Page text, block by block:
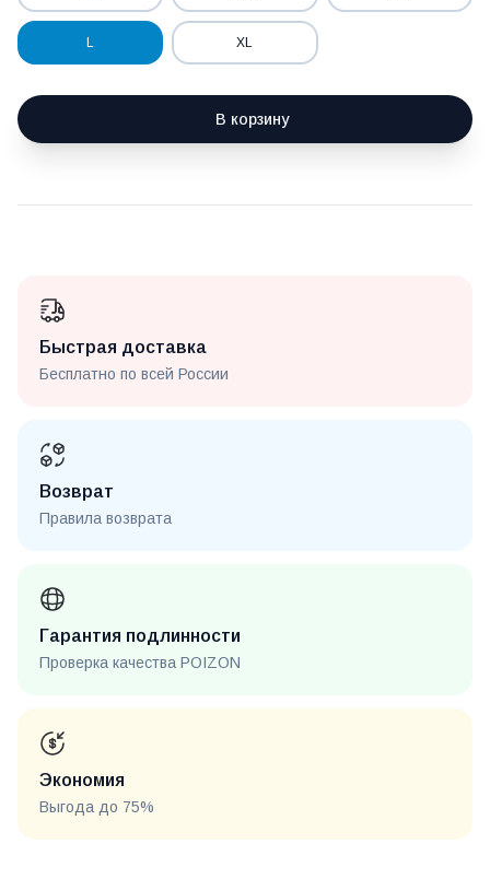
L XL
В корзину
Быстрая доставка
Бесплатно по всей России
Возврат
Правила возврата
Гарантия подлинности
Проверка качества POIZON
Экономия
Выгода до 75%